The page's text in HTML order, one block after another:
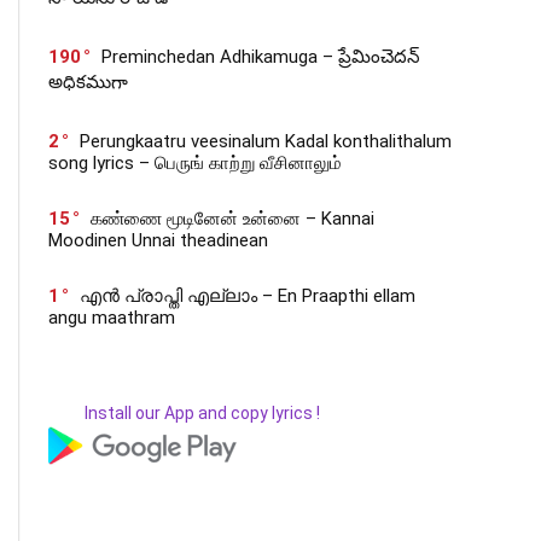
190
Preminchedan Adhikamuga – ప్రేమించెదన్
అధికముగా
2
Perungkaatru veesinalum Kadal konthalithalum
song lyrics – பெருங் காற்று வீசினாலும்
15
கண்ணை மூடினேன் உன்னை – Kannai
Moodinen Unnai theadinean
1
എൻ പ്രാപ്തി എല്ലാം – En Praapthi ellam
angu maathram
Install our App and copy lyrics !